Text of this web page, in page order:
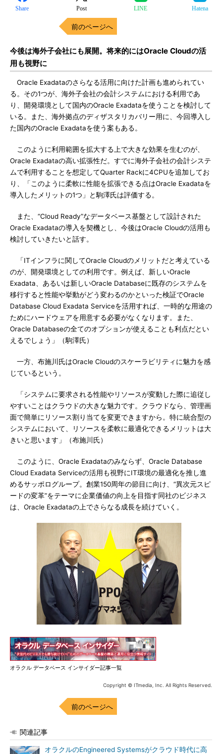
Share Post LINE Hatena
前のページへ
今後は海外子会社にも展開。将来的にはOracle Cloudの活
用も視野に
Oracle Exadataのさらなる活用に向けた計画も進められてい
る。その1つが、海外子会社の会計システムにおける利用であ
り、開発環境として国内のOracle Exadataを使うことを検討して
いる。また、海外拠点のディザスタリカバリー用に、今回導入し
た国内のOracle Exadataを使う案もある。
このように利用範囲を拡大する上で大きな効果を生むのが、
Oracle Exadataの高い拡張性だ。すでに海外子会社の会計システ
ムで利用することを想定してQuarter Rackに4CPUを追加してお
り、「このように柔軟に性能を拡張できる点はOracle Exadataを
導入したメリットの1つ」と駒澤氏は評価する。
また、“Cloud Ready”なデータベース基盤として設計された
Oracle Exadataの導入を契機とし、今後はOracle Cloudの活用も
検討していきたいと話す。
「ITインフラに関してOracle Cloudのメリットだと考えている
のが、開発環境としての利用です。例えば、新しいOracle
Exadata、あるいは新しいOracle Databaseに既存のシステムを
移行すると性能や挙動がどう変わるのかといった検証でOracle
Database Cloud Exadata Serviceを活用すれば、一時的な用途の
ためにハードウェアを用意する必要がなくなります。また、
Oracle Databaseの全てのオプションが使えることも利点だとい
えるでしょう」（駒澤氏）
一方、布施川氏はOracle Cloudのスケーラビリティに魅力を感
じているという。
「システムに要求される性能やリソースが変動した際に追従し
やすいことはクラウドの大きな魅力です。クラウドなら、管理画
面で簡単にリソース割り当てを変更できますから。特に統合型の
システムにおいて、リソースを柔軟に最適化できるメリットは大
きいと思います」（布施川氏）
このように、Oracle Exadataのみならず、Oracle Database
Cloud Exadata Serviceの活用も視野にIT環境の最適化を推し進
めるサッポログループ。創業150周年の節目に向け、“異次元スピ
ードの変革”をテーマに企業価値の向上を目指す同社のビジネス
は、Oracle Exadataの上でさらなる成長を続けていく。
オラクル データベース インサイダー記事一覧
Copyright © ITmedia, Inc. All Rights Reserved.
前のページへ
関連記事
オラクルのEngineered Systemsがクラウド時代に高